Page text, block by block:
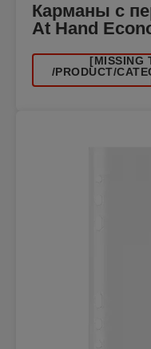
Карманы с
At Hand
[MISSING
/PRODUCT/